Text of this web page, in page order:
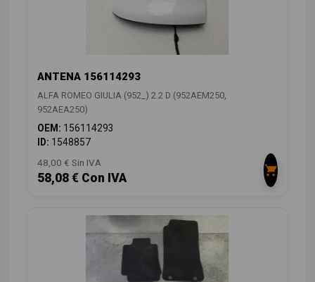
ANTENA 156114293
ALFA ROMEO GIULIA (952_) 2.2 D (952AEM250,
952AEA250)
OEM: 156114293
ID: 1548857
48,00 € Sin IVA
58,08 € Con IVA